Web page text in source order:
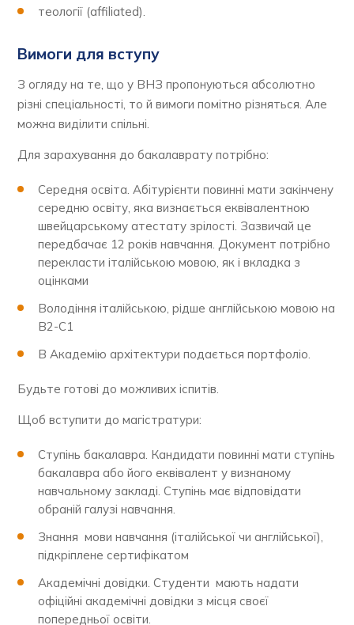
теології (affiliated).
Вимоги для вступу
З огляду на те, що у ВНЗ пропонуються абсолютно
різні спеціальності, то й вимоги помітно різняться. Але
можна виділити спільні.
Для зарахування до бакалаврату потрібно:
Середня освіта. Абітурієнти повинні мати закінчену
середню освіту, яка визнається еквівалентною
швейцарському атестату зрілості. Зазвичай це
передбачає 12 років навчання. Документ потрібно
перекласти італійською мовою, як і вкладка з
оцінками
Володіння італійською, рідше англійською мовою на
В2-С1
В Академію архітектури подається портфоліо.
Будьте готові до можливих іспитів.
Щоб вступити до магістратури:
Ступінь бакалавра. Кандидати повинні мати ступінь
бакалавра або його еквівалент у визнаному
навчальному закладі. Ступінь має відповідати
обраній галузі навчання.
Знання мови навчання (італійської чи англійської),
підкріплене сертифікатом
Академічні довідки. Студенти мають надати
офіційні академічні довідки з місця своєї
попередньої освіти.